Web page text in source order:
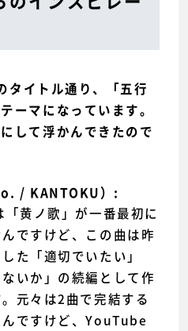
タイトル通り、「五行
ーマになっています。
して浮かんできたので
/ KANTOKU）:
「黄ノ歌」が一番最初に
ですけど、この曲は昨
た「適切でいたい」
ないか」の続編として作
元々は2曲で完結する
ですけど、YouTube